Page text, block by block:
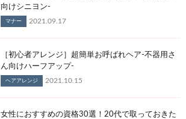
向けシニヨン-
マナー 2021.09.17
［初心者アレンジ］超簡単お呼ばれヘア-不器用さ
ん向けハーフアップ-
ヘアアレンジ 2021.10.15
女性におすすめの資格30選！20代で取っておきた